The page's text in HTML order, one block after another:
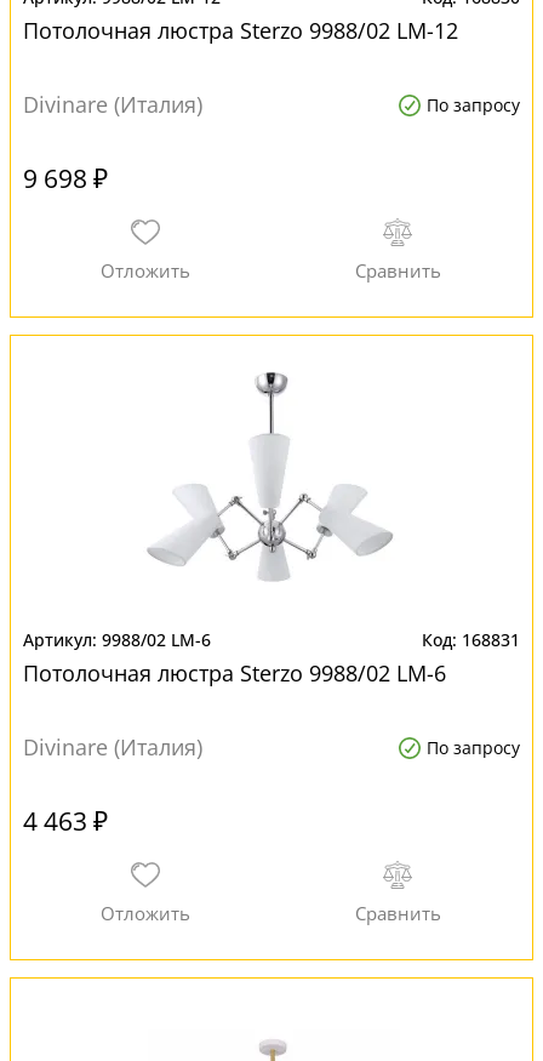
Потолочная люстра Sterzo 9988/02 LM-12
Divinare (Италия) По запросу
9 698 ₽
9988/02 LM-6 168831
Потолочная люстра Sterzo 9988/02 LM-6
Divinare (Италия) По запросу
4 463 ₽